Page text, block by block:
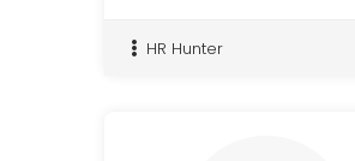
HR Hunter